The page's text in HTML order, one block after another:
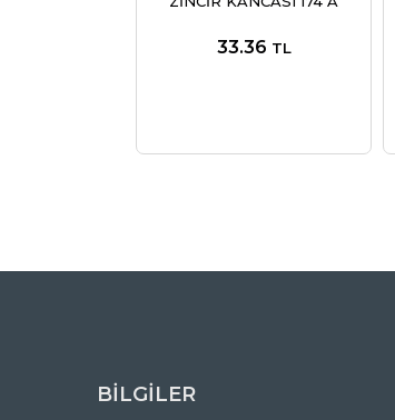
33.36 TL
BİLGİLER